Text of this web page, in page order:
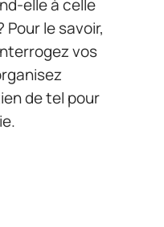
elle à celle
le savoir,
vos
de tel pour